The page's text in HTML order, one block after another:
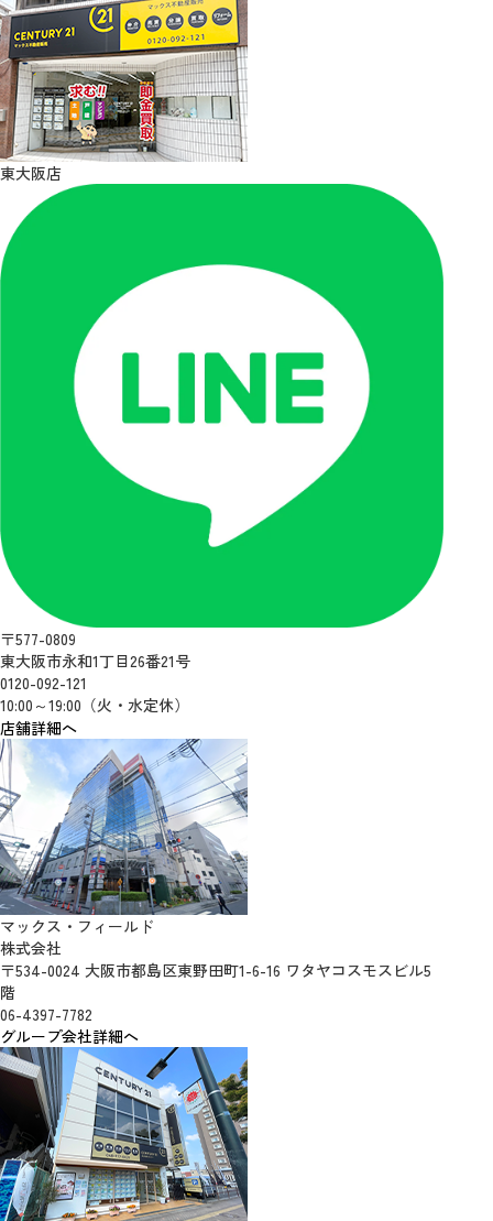
東大阪店
〒577-0809
東大阪市永和1丁目26番21号
0120-092-121
10:00～19:00（火・水定休）
店舗詳細へ
マックス・フィールド
株式会社
〒534-0024 大阪市都島区東野田町1-6-16 ワタヤコスモスビル5
階
06-4397-7782
グループ会社詳細へ